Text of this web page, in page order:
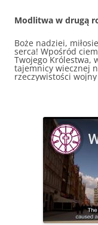
Modlitwa w drugą
Boże nadziei,
serca! Wpośród
Twojego Królestwa,
tajemnicy wiecznej
rzeczywistości